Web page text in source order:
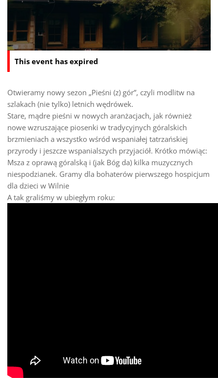
This event has expired
Otwieramy nowy sezon „Pieśni (z) gór”, czyli modlitw na
szlakach (nie tylko) letnich wędrówek.
Stare, mądre pieśni w nowych aranżacjach, jak również
nowe wzruszające piosenki w tradycyjnych góralskich
brzmieniach a wszystko wśród wspaniałej tatrzańskiej
przyrody i jeszcze wspanialszych przyjaciół. Krótko mówiąc:
Msza z oprawą góralską i (jak Bóg da) kilka muzycznych
niespodzianek. Gramy dla bohaterów pierwszego hospicjum
dla dzieci w Wilnie
A tak graliśmy w ubiegłym roku: